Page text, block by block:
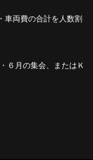
車両費の合計を人数割
６月の集会、またはＫ